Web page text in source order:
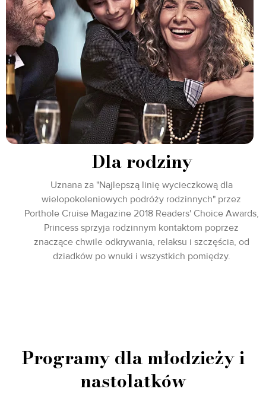
Dla rodziny
Uznana za "Najlepszą linię wycieczkową dla
wielopokoleniowych podróży rodzinnych" przez
Porthole Cruise Magazine 2018 Readers' Choice Awards,
Princess sprzyja rodzinnym kontaktom poprzez
znaczące chwile odkrywania, relaksu i szczęścia, od
dziadków po wnuki i wszystkich pomiędzy.
Programy dla młodzieży i
nastolatków